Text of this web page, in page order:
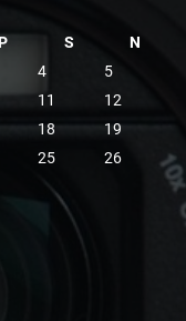
S
N
4
5
11
12
18
19
25
26